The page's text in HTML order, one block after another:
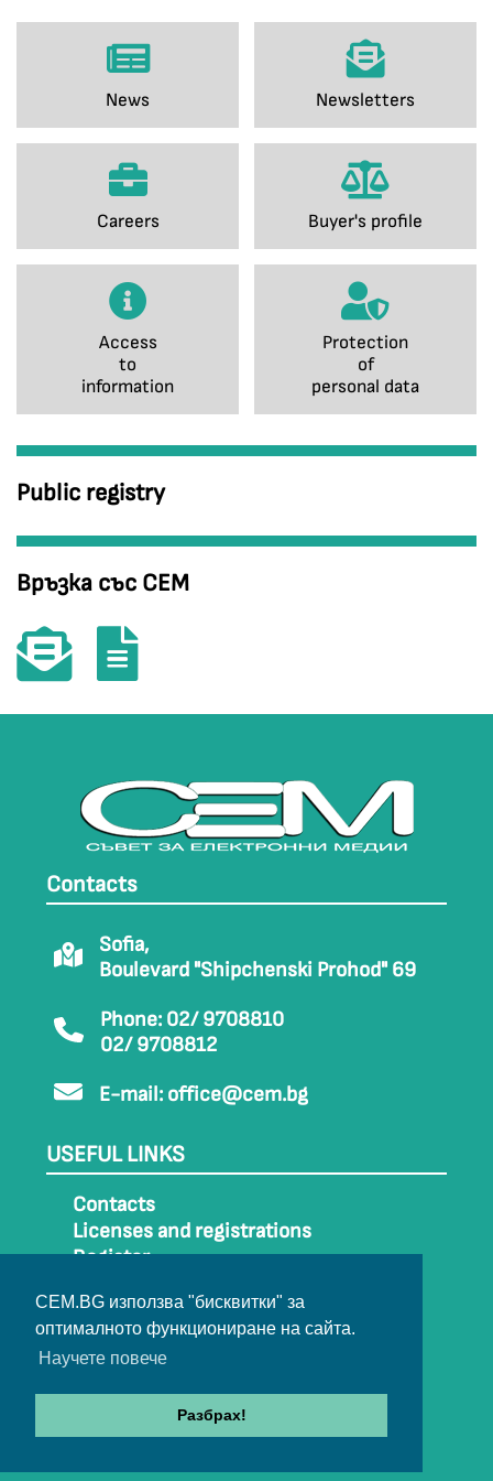
CEM.BG използва "бисквитки" за
оптималното функциониране на сайта.
Научете повече
Разбрах!
News Newsletters
Careers Buyer's profile
Access
to
information
Protection
of
personal data
Public registry
Връзка със СЕМ
Contacts
Sofia,
Boulevard "Shipchenski Prohod" 69
Phone: 02/ 9708810
02/ 9708812
E-mail: office@cem.bg
USEFUL LINKS
Contacts
Licenses and registrations
Register
Sitemap
Archive
© 2022-2024 All rights belong to CEM